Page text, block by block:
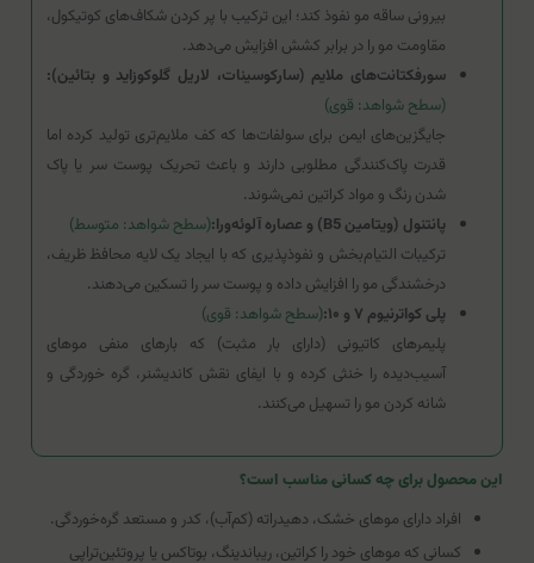
بیرونی ساقه مو نفوذ کند؛ این ترکیب با پر کردن شکاف‌های کوتیکول،
مقاومت مو را در برابر کشش افزایش می‌دهد.
سورفکتانت‌های ملایم (سارکوسینات، لاریل گلوکوزاید و بتائین):
(سطح شواهد: قوی)
جایگزین‌های ایمن برای سولفات‌ها که کف ملایم‌تری تولید کرده اما
قدرت پاک‌کنندگی مطلوبی دارند و باعث تحریک پوست سر یا پاک
شدن رنگ و مواد کراتین نمی‌شوند.
پانتنول (ویتامین B5) و عصاره آلوئه‌ورا:
(سطح شواهد: متوسط)
ترکیبات التیام‌بخش و نفوذپذیری که با ایجاد یک لایه محافظ ظریف،
درخشندگی مو را افزایش داده و پوست سر را تسکین می‌دهند.
پلی کواترنیوم ۷ و ۱۰:
(سطح شواهد: قوی)
پلیمرهای کاتیونی (دارای بار مثبت) که بارهای منفی موهای
آسیب‌دیده را خنثی کرده و با ایفای نقش کاندیشنر، گره خوردگی و
شانه کردن مو را تسهیل می‌کنند.
این محصول برای چه کسانی مناسب است؟
افراد دارای موهای خشک، دهیدراته (کم‌آب)، کدر و مستعد گره‌خوردگی.
کسانی که موهای خود را کراتین، ریباندینگ، بوتاکس یا پروتئین‌تراپی